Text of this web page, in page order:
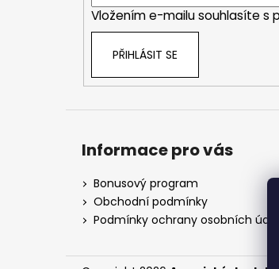
Vložením e-mailu souhlasíte s
PŘIHLÁSIT SE
Informace pro vás
Bonusový program
Obchodní podmínky
Podmínky ochrany osobních údajů